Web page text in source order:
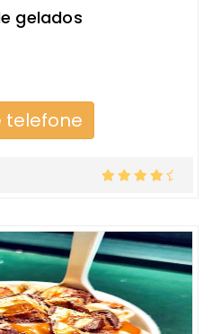
gelados
telefone